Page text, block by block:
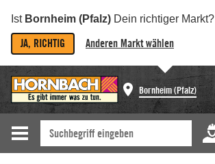
Ist Bornheim (Pfalz) Dein richtiger Markt?
JA, RICHTIG Anderen Markt wählen
Bornheim (Pfalz)